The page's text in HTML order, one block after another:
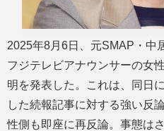
2025年8月6日、元SMAP・中
フジテレビアナウンサーの女
明を発表した。これは、同日
した続報記事に対する強い反
性側も即座に再反論。事態は